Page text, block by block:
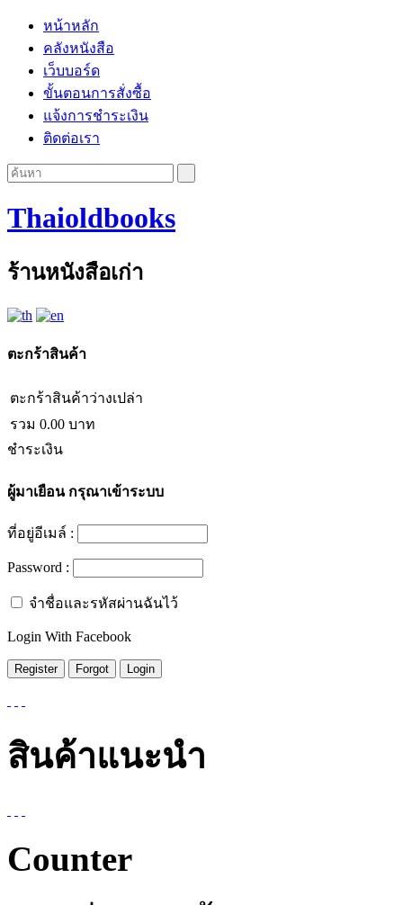
หน้าหลัก
คลังหนังสือ
เว็บบอร์ด
ขั้นตอนการสั่งซื้อ
แจ้งการชำระเงิน
ติดต่อเรา
Thaioldbooks
ร้านหนังสือเก่า
ตะกร้าสินค้า
ตะกร้าสินค้าว่างเปล่า
รวม 0.00 บาท
ชำระเงิน
ผู้มาเยือนกรุณาเข้าระบบ
ที่อยู่อีเมล์ :
Password :
จำชื่อและรหัสผ่านฉันไว้
Login With Facebook
สินค้าแนะนำ
Counter